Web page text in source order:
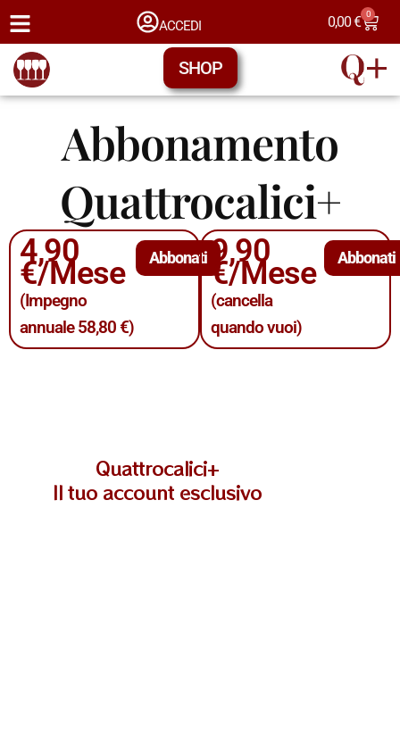
ACCEDI 0,00€ 0
SHOP
Abbonamento
Quattrocalici+
4,90
€/Mese
(Impegno
annuale 58,80 €)
Abbonati9,90
€/Mese
(cancella
quando vuoi)
Abbonati
Quattrocalici+
Il tuo account esclusivo